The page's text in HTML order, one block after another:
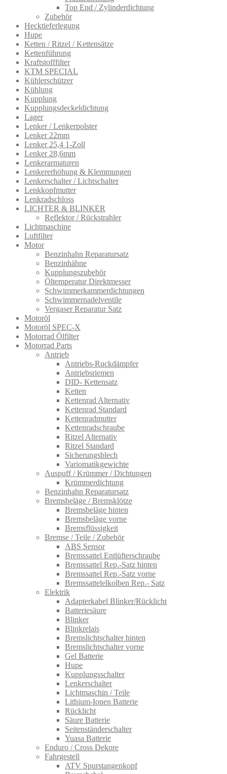
Top End / Zylinderdichtung
Zubehör
Hecktieferlegung
Hupe
Ketten / Ritzel / Kettensätze
Kettenführung
Kraftstofffilter
KTM SPECIAL
Kühlerschützer
Kühlung
Kupplung
Kupplungsdeckeldichtung
Lager
Lenker / Lenkerpolster
Lenker 22mm
Lenker 25,4 1-Zoll
Lenker 28,6mm
Lenkerarmatur​en
Lenkererhöhung & Klemmungen
Lenkerschalter / Lichtschalter
Lenkkopfmutter
Lenkradschloss
LICHTER & BLINKER
Reflektor / Rückstrahler
Lichtmaschine
Luftfilter
Motor
Benzinhahn Reparatursatz
Benzinhähne
Kupplungszubehör
Öltemperatur Direktmesser
Schwimmerkammerdichtungen
Schwimmernadelventile
Vergaser Reparatur Satz
Motoröl
Motoröl SPEC-X
Motorrad Ölfilter
Motorrad Parts
Antrieb
Antriebs-Ruckdämpfer
Antriebsriemen
DID- Kettensatz
Ketten
Kettenrad Alternativ
Kettenrad Standard
Kettenradmutter
Kettenradschraube
Ritzel Alternativ
Ritzel Standard
Sicherungsblech
Variomatikgewichte
Auspuff / Krümmer / Dichtungen
Krümmerdichtung
Benzinhahn Reparatursatz
Bremsbeläge / Bremsklötze
Bremsbeläge hinten
Bremsbeläge vorne
Bremsflüssigkeit
Bremse / Teile / Zubehör
ABS Sensor
Bremssattel Entlüfterschraube
Bremssattel Rep.-Satz hinten
Bremssattel Rep.-Satz vorne
Bremssattelelkolben Rep.- Satz
Elektrik
Adapterkabel Blinker/Rücklicht
Batteriesäure
Blinker
Blinkrelais
Bremslichtschalter hinten
Bremslichtschalter vorne
Gel Batterie
Hupe
Kupplungsschalter
Lenkerschalter
Lichtmaschin / Teile
Lithium-Ionen Batterie
Rücklicht
Säure Batterie
Seitenständerschalter
Yuasa Batterie
Enduro / Cross Dekore
Fahrgestell
ATV Spurstangenkopf